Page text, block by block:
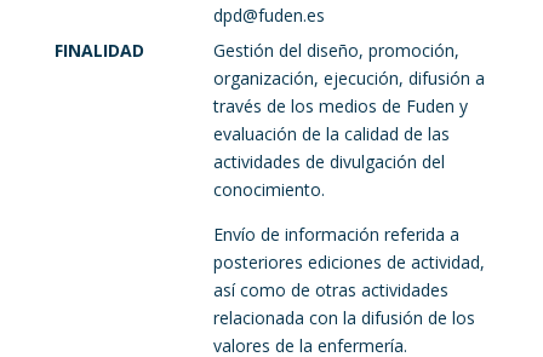
dpd@fuden.es
FINALIDAD
Gestión del diseño, promoción,
organización, ejecución, difusión a
través de los medios de Fuden y
evaluación de la calidad de las
actividades de divulgación del
conocimiento.
Envío de información referida a
posteriores ediciones de actividad,
así como de otras actividades
relacionada con la difusión de los
valores de la enfermería.